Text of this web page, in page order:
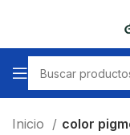
Inicio color